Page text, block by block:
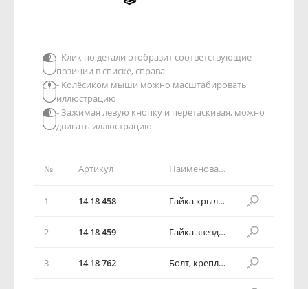
№ Артикул Наименование детали
1 14 18 458 Гайка крыльчатая, крепление запасного колеса
2 14 18 459 Гайка звездочная, крепление запасного колеса
3 14 18 762 Болт, крепление запасного колеса
- Клик по детали отобразит соответствующие
позиции в списке, справа
- Колёсиком мыши можно масштабировать
иллюстрацию
- Зажимая левую кнопку и перетаскивая, можно
двигать иллюстрацию